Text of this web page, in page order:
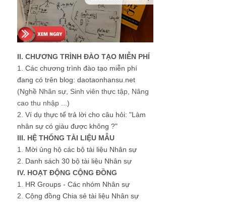
II. CHƯƠNG TRÌNH ĐÀO TẠO MIỄN PHÍ
1. Các chương trình đào tạo miễn phí
đang có trên blog: daotaonhansu.net
(Nghề Nhân sự, Sinh viên thực tập, Nâng
cao thu nhập ...)
2. Ví dụ thực tế trả lời cho câu hỏi: "Làm
nhân sự có giàu được không ?"
III. HỆ THỐNG TÀI LIỆU MẪU
1. Mời ủng hộ các bộ tài liệu Nhân sự
2. Danh sách 30 bộ tài liệu Nhân sự
IV. HOẠT ĐỘNG CỘNG ĐỒNG
1. HR Groups - Các nhóm Nhân sự
2. Cộng đồng Chia sẻ tài liệu Nhân sự